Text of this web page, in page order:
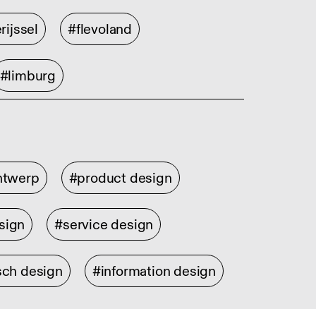
#flevoland
#limburg
#product design
#service design
design #information design